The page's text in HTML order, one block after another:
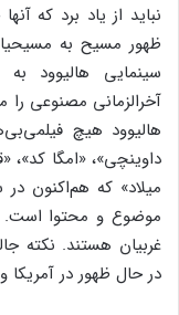
نباید از یاد برد که
ظهور مسیح به
سینمایی هالیوود
آخرالزمانی مصنوعی
هالیوود هیچ
داوینچی»، «امگا
میلاد» که هم‌اکنون
موضوع و محتوا است.
غربیان هستند. نکته
در حال ظهور در آمریکا